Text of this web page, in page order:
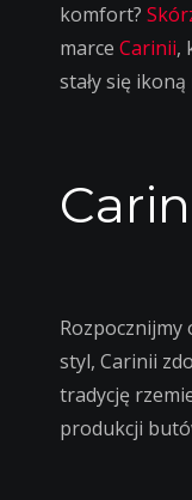
komfort?
marce Carinii,
stały się
styl, Carinii
tradycję
produkcji